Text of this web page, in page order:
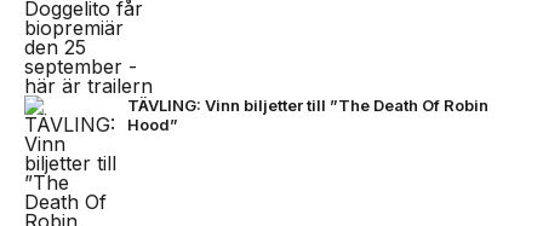
TÄVLING: Vinn biljetter till ”The Death Of Robin
Hood”